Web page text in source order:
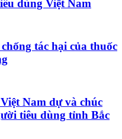
dùng Việt Nam
tác hại của thuốc
Nam dự và chúc
tiêu dùng tỉnh Bắc